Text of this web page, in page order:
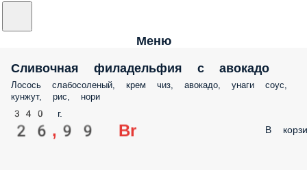
Меню
Сливочная филадельфия с авокадо
Лосось слабосоленый, крем чиз, авокадо, унаги соус,
кунжут, рис, нори
340 г.
26,99 Br В